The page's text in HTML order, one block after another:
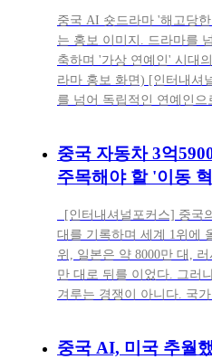
중국 AI 숏드라마 '해고당
는 홍보 이미지. 드라마를
축하며 '가상 연예인' 시대
라마 홍보 화면) [인터내셔
를 넘어 독립적인 연예인으
중국 자동차 3억
주목해야 할 '이동
[인터내셔널포커스] 중국
대를 기록하며 세계 1위에
위, 일본은 약 8000만 대,
만 대로 뒤를 이었다. 그러
겨루는 경쟁이 아니다. 국
중국 AI, 미국 추월